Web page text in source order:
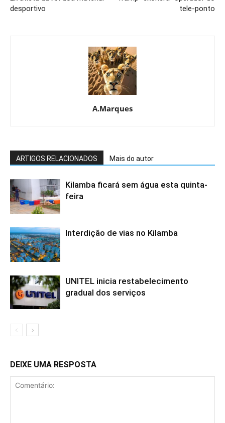
desportivo
tele-ponto
A.Marques
ARTIGOS RELACIONADOS Mais do autor
Kilamba ficará sem água esta quinta-
feira
Interdição de vias no Kilamba
UNITEL inicia restabelecimento
gradual dos serviços
DEIXE UMA RESPOSTA